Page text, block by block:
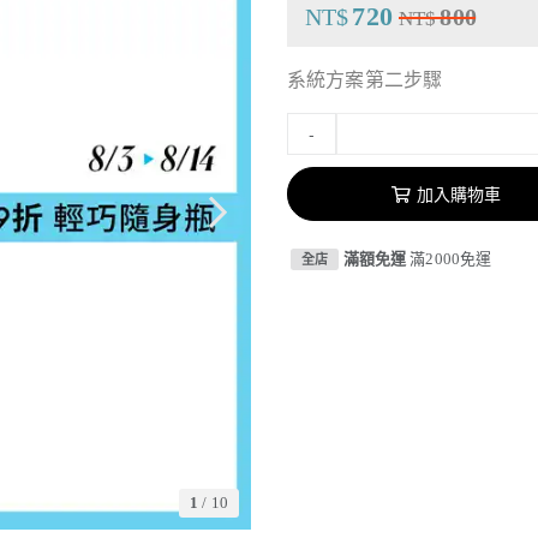
1 / 10
NT$720 NT$800
系統方案第二步驟
-
加入購物車
全店 滿額免運滿2000免運